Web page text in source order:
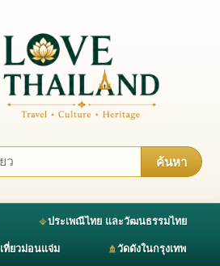
ค้นหา
ประเพณีไทย และวัฒนธรรมไทย
เที่ยวม่อนแจ่ม วัดดังในกรุงเทพ